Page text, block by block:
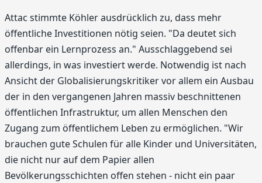
Attac stimmte Köhler ausdrücklich zu, dass mehr
öffentliche Investitionen nötig seien. "Da deutet sich
offenbar ein Lernprozess an." Ausschlaggebend sei
allerdings, in was investiert werde. Notwendig ist nach
Ansicht der Globalisierungskritiker vor allem ein Ausbau
der in den vergangenen Jahren massiv beschnittenen
öffentlichen Infrastruktur, um allen Menschen den
Zugang zum öffentlichem Leben zu ermöglichen. "Wir
brauchen gute Schulen für alle Kinder und Universitäten,
die nicht nur auf dem Papier allen
Bevölkerungsschichten offen stehen - nicht ein paar